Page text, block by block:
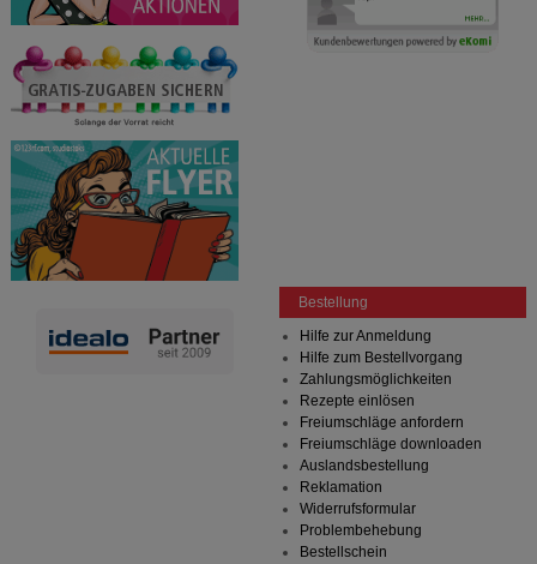
Bestellung
Hilfe zur Anmeldung
Hilfe zum Bestellvorgang
Zahlungsmöglichkeiten
Rezepte einlösen
Freiumschläge anfordern
Freiumschläge downloaden
Auslandsbestellung
Reklamation
Widerrufsformular
Problembehebung
Bestellschein